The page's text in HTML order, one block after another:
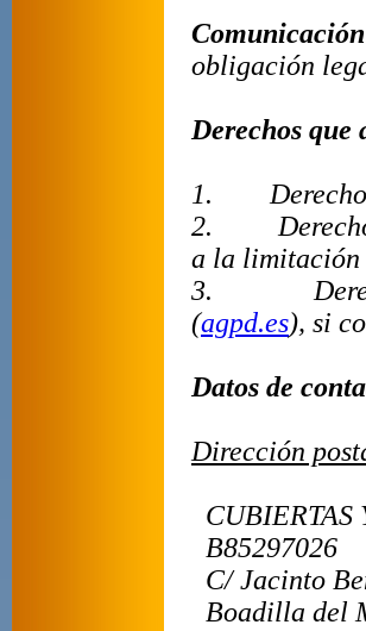
obligación
Derechos que
1.
2.
a la limitación
3.
(agpd.es), si
Datos de
Dirección
CUBIERTAS
B85297026
C/ Jacinto
Boadilla del